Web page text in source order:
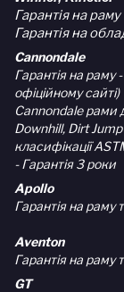
Гарантія на
Гарантія на
Cannondale
Гарантія на раму
офіційному сайті)
Cannondale рами
Downhill, Dirt Jump
класифікації
- Гарантія 3 роки
Apollo
Гарантія на раму
Aventon
Гарантія на раму
GT